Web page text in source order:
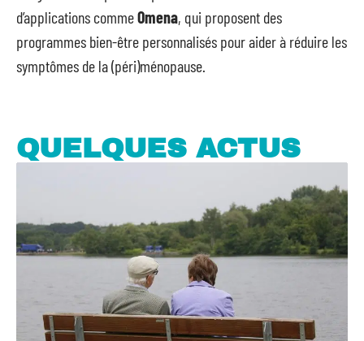
d’applications commeOmena, qui proposent des
programmes bien-être personnalisés pour aider à réduire les
symptômes de la (péri)ménopause.
QUELQUES ACTUS